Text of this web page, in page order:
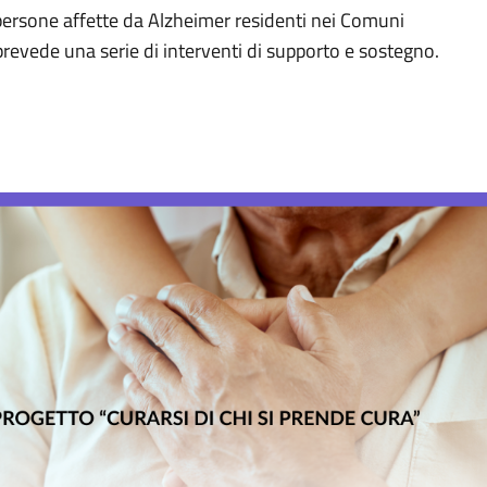
affette da Alzheimer residenti nei Comuni
una serie di interventi di supporto e sostegno.